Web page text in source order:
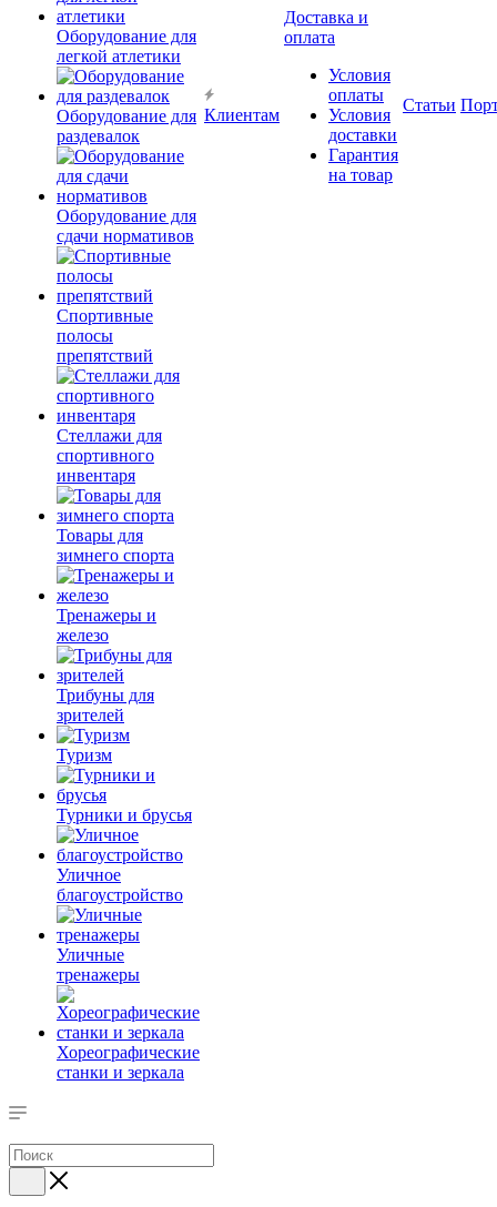
Оборудование для
легкой атлетики
Оборудование для
раздевалок
Оборудование для
сдачи нормативов
Спортивные
полосы
препятствий
Стеллажи для
спортивного
инвентаря
Товары для
зимнего спорта
Тренажеры и
железо
Трибуны для
зрителей
Туризм
Турники и брусья
Уличное
благоустройство
Уличные
тренажеры
Хореографические
станки и зеркала
Клиентам
Доставка и
оплата
Условия
оплаты
Условия
доставки
Гарантия
на товар
Статьи